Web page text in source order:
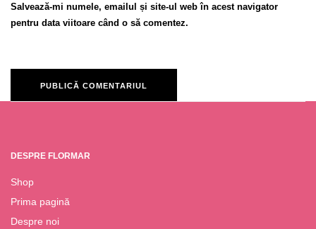
Salvează-mi numele, emailul și site-ul web în acest navigator
pentru data viitoare când o să comentez.
DESPRE FLORMAR
Shop
Prima pagină
Despre noi